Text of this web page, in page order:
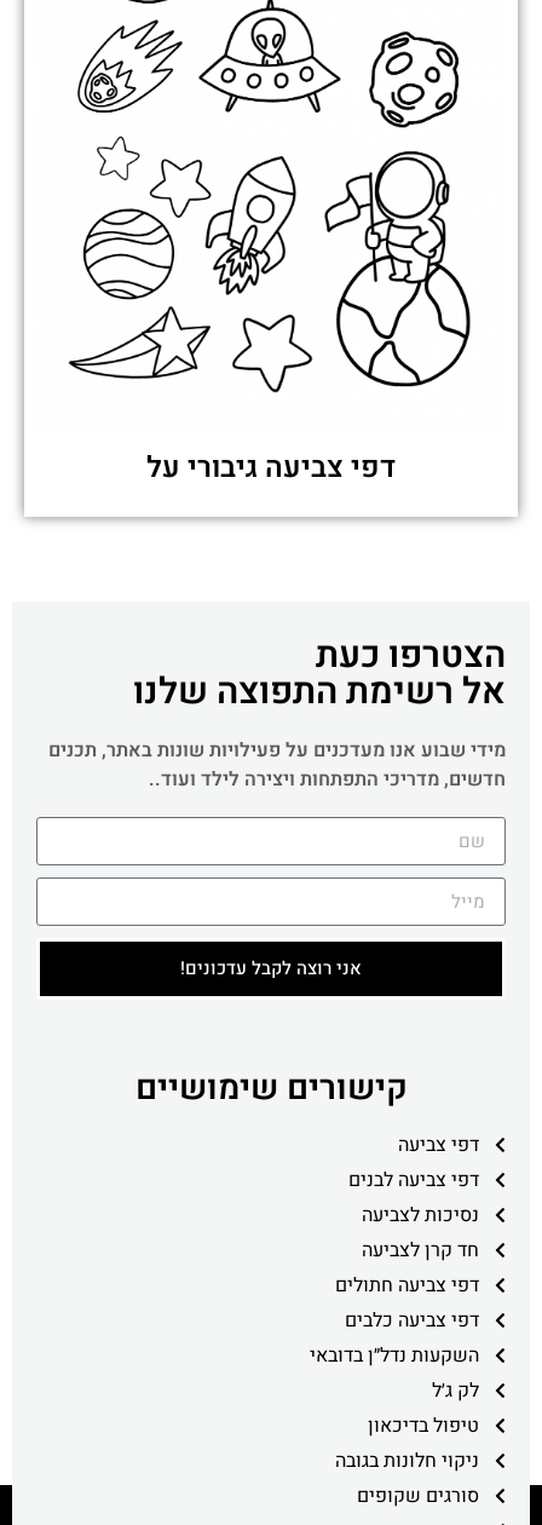
דפי צביעה גיבורי על
הצטרפו כעת
אל רשימת התפוצה שלנו
מידי שבוע אנו מעדכנים על פעילויות שונות באתר, תכנים
חדשים, מדריכי התפתחות ויצירה לילד ועוד..
אני רוצה לקבל עדכונים!
קישורים שימושיים
דפי צביעה
דפי צביעה לבנים
נסיכות לצביעה
חד קרן לצביעה
דפי צביעה חתולים
דפי צביעה כלבים
השקעות נדל״ן בדובאי
לק ג׳ל
טיפול בדיכאון
ניקוי חלונות בגובה
סורגים שקופים